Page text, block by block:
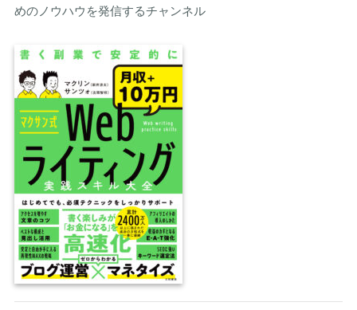
めのノウハウを発信するチャンネル